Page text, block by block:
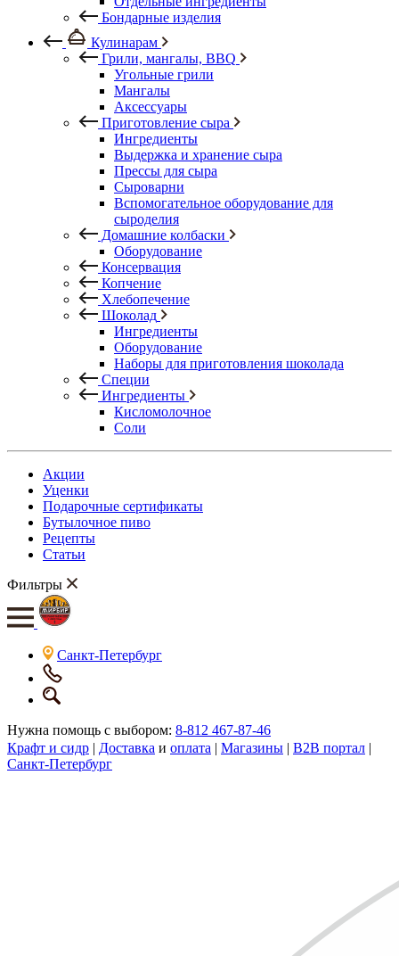
Бондарные изделия
Кулинарам
Грили, мангалы, BBQ
Угольные грили
Мангалы
Аксессуары
Приготовление сыра
Ингредиенты
Выдержка и хранение сыра
Прессы для сыра
Сыроварни
Вспомогательное оборудование для
сыроделия
Домашние колбаски
Оборудование
Консервация
Копчение
Хлебопечение
Шоколад
Ингредиенты
Оборудование
Наборы для приготовления шоколада
Специи
Ингредиенты
Кисломолочное
Соли
Акции
Уценки
Подарочные сертификаты
Бутылочное пиво
Рецепты
Статьи
Фильтры
Санкт-Петербург
Нужна помощь с выбором: 8-812 467-87-46
Крафт и сидр | Доставка и оплата | Магазины | B2B портал |
Санкт-Петербург